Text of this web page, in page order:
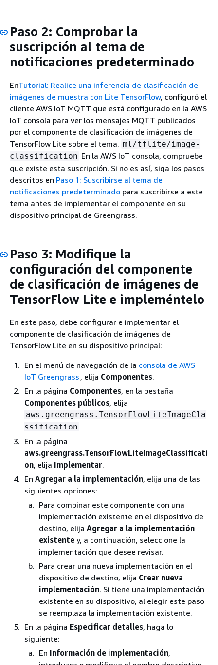
Paso 2: Comprobar la
suscripción al tema de
notificaciones predeterminado
EnTutorial: Realice una inferencia de clasificación de
imágenes de muestra con Lite TensorFlow, configuró el
cliente AWS IoT MQTT que está configurado en la AWS
IoT consola para ver los mensajes MQTT publicados
por el componente de clasificación de imágenes de
TensorFlow Lite sobre el tema. ml/tflite/image-
classification En la AWS IoT consola, compruebe
que existe esta suscripción. Si no es así, siga los pasos
descritos en Paso 1: Suscribirse al tema de
notificaciones predeterminado para suscribirse a este
tema antes de implementar el componente en su
dispositivo principal de Greengrass.
Paso 3: Modifique la
configuración del componente
de clasificación de imágenes de
TensorFlow Lite e impleméntelo
En este paso, debe configurar e implementar el
componente de clasificación de imágenes de
TensorFlow Lite en su dispositivo principal:
En el menú de navegación de la consola de AWS
IoT Greengrass , elija Componentes.
En la página Componentes, en la pestaña
Componentes públicos, elija
aws.greengrass.TensorFlowLiteImageCla
ssification .
En la página
aws.greengrass.TensorFlowLiteImageClassificati
on, elija Implementar.
En Agregar a la implementación, elija una de las
siguientes opciones:
Para combinar este componente con una
implementación existente en el dispositivo de
destino, elija Agregar a la implementación
existente y, a continuación, seleccione la
implementación que desee revisar.
Para crear una nueva implementación en el
dispositivo de destino, elija Crear nueva
implementación. Si tiene una implementación
existente en su dispositivo, al elegir este paso
se reemplaza la implementación existente.
En la página Especificar detalles, haga lo
siguiente:
En Información de implementación,